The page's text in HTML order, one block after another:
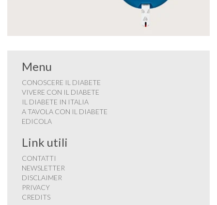
Menu
CONOSCERE IL DIABETE
VIVERE CON IL DIABETE
IL DIABETE IN ITALIA
A TAVOLA CON IL DIABETE
EDICOLA
Link utili
CONTATTI
NEWSLETTER
DISCLAIMER
PRIVACY
CREDITS